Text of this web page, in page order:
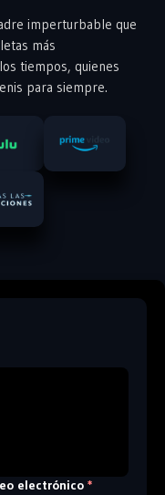
imperturbable que
más
tiempos, quienes
para siempre.
electrónico *